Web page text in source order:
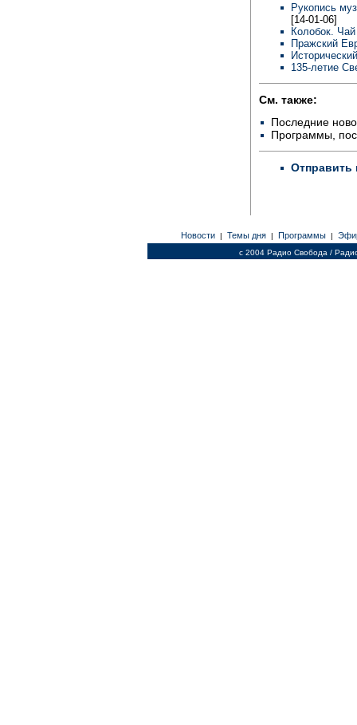
Рукопись
[14-01-06]
Колобок.
Пражский
135-летие
См. также:
Последние
Программы,
Отправить
Новости | Темы дня | Программы |
c 2004 Радио Свобода /